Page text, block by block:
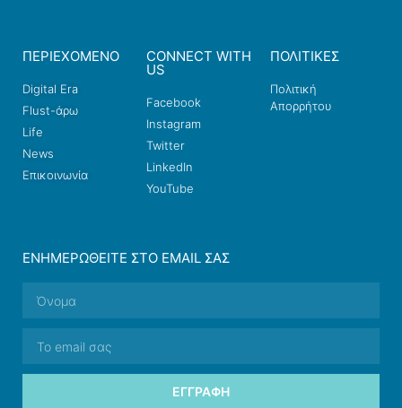
ΠΕΡΙΕΧΟΜΕΝΟ
Digital Era
Flust-άρω
Life
News
Επικοινωνία
CONNECT WITH
US
Facebook
Instagram
Twitter
LinkedIn
YouTube
ΠΟΛΙΤΙΚΕΣ
Πολιτική
Απορρήτου
ΕΝΗΜΕΡΩΘΕΊΤΕ ΣΤΟ EMAIL ΣΑΣ
ΕΓΓΡΑΦΉ